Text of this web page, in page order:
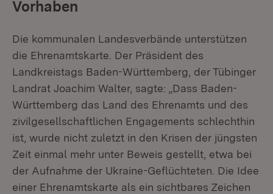
Vorhaben
Die kommunalen Landesverbände unterstützen
die Ehrenamtskarte. Der Präsident des
Landkreistags Baden-Württemberg, der Tübinger
Landrat Joachim Walter, sagte: „Dass Baden-
Württemberg das Land des Ehrenamts und des
zivilgesellschaftlichen Engagements schlechthin
ist, wurde nicht zuletzt in den Krisen der jüngsten
Zeit einmal mehr unter Beweis gestellt, etwa bei
der Aufnahme der Ukraine-Geflüchteten. Die Idee
einer Ehrenamtskarte als ein sichtbares Zeichen